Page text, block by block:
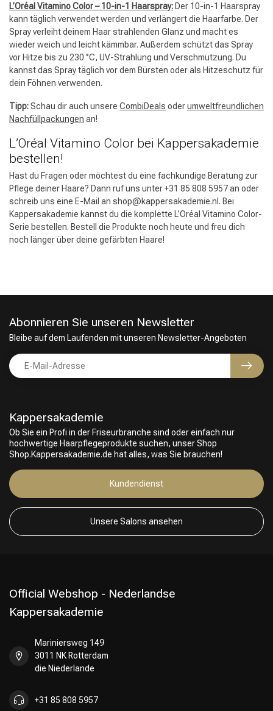
L’Oréal Vitamino Color – 10-in-1 Haarspray: Der 10-in-1 Haarspray
kann täglich verwendet werden und verlängert die Haarfarbe. Der
Spray verleiht deinem Haar strahlenden Glanz und macht es
wieder weich und leicht kämmbar. Außerdem schützt das Spray
vor Hitze bis zu 230 °C, UV-Strahlung und Verschmutzung. Du
kannst das Spray täglich vor dem Bürsten oder als Hitzeschutz für
dein Föhnen verwenden.
Tipp:Schau dir auch unsere CombiDeals oderumweltfreundlichen
Nachfüllpackungen an!
L’Oréal Vitamino Color bei Kappersakademie
bestellen!
Hast du Fragen oder möchtest du eine fachkundige Beratung zur
Pflege deiner Haare? Dann ruf uns unter +31 85 808 5957 an oder
schreib uns eine E-Mail an shop@kappersakademie.nl. Bei
Kappersakademie kannst du die komplette L’Oréal Vitamino Color-
Serie bestellen. Bestell die Produkte noch heute und freu dich
noch länger über deine gefärbten Haare!
Kappersakademie
Ob Sie ein Profi in der Friseurbranche sind oder einfach nur
hochwertige Haarpflegeprodukte suchen, unser Shop
Shop.Kappersakademie.de hat alles, was Sie brauchen!
Kundendienst
Unsere Salons ansehen
Abonnieren Sie unseren Newsletter
Bleibe auf dem Laufenden mit unseren Newsletter-Angeboten
Official Webshop - Nederlandse
Kappersakademie
Mariniersweg 149
3011 NK Rotterdam
die Niederlande
+31 85 808 5957